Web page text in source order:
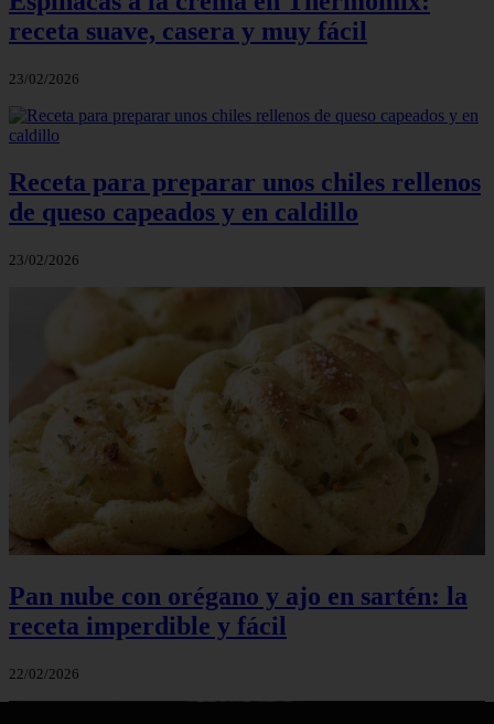
receta suave, casera y muy fácil
23/02/2026
Receta para preparar unos chiles rellenos
de queso capeados y en caldillo
23/02/2026
Pan nube con orégano y ajo en sartén: la
receta imperdible y fácil
22/02/2026